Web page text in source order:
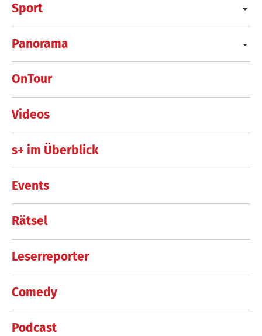
Sport
Panorama
OnTour
Videos
s+ im Überblick
Events
Rätsel
Leserreporter
Comedy
Podcast